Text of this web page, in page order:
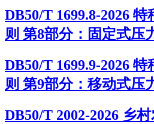
DB50/T 1699.8-2026
则 第8部分：固定式压
DB50/T 1699.9-2026
则 第9部分：移动式压
DB50/T 2002-2026 乡